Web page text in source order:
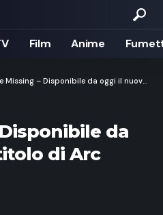
Film Anime
– Disponibile da oggi il nuovo titolo di Arc System
da
di Arc